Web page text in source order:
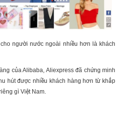
người nước ngoài nhiều hơn là khách
của Alibaba, Aliexpress đã chứng minh
hút được nhiều khách hàng hơn từ khắp
gì Việt Nam.